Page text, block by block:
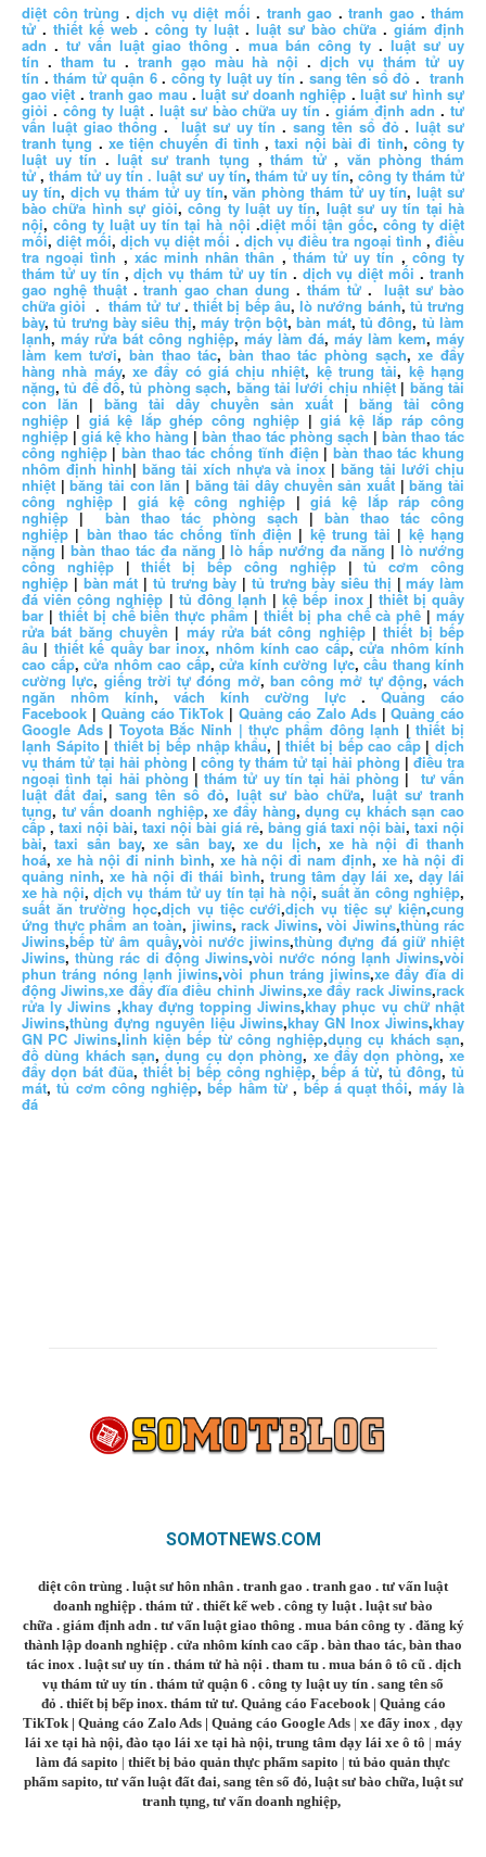
diệt côn trùng .dịch vụ diệt mối . tranh gao .tranh gao .thám
tử. thiết kế web . công ty luật . luật sư bào chữa .giám định
adn .tư vấn luật giao thông. mua bán công ty. luật sư uy
tín . tham tu .tranh gạo màu hà nội .dịch vụ thám tử uy
tín .thám tử quận 6. công ty luật uy tín . sang tên sổ đỏ .tranh
gao việt .tranh gao mau .luật sư doanh nghiệp .luật sư hình sự
giỏi . công ty luật. luật sư bào chữa uy tín .giám định adn .tư
vấn luật giao thông .luật sư uy tín .sang tên sổ đỏ.luật sư
tranh tụng . xe tiện chuyến đi tỉnh ,taxi nội bài đi tỉnh, công ty
luật uy tín .luật sư tranh tụng ,thám tử, văn phòng thám
tử,thám tử uy tín . luật sư uy tín, thám tử uy tín, công ty thám tử
uy tín, dịch vụ thám tử uy tín,văn phòng thám tử uy tín,luật sư
bào chữa hình sự giỏi,công ty luật uy tín, luật sư uy tín tại hà
nội,công ty luật uy tín tại hà nội .diệt mối tận gốc, công ty diệt
mối,diệt mối,dịch vụ diệt mối .dịch vụ điều tra ngoại tình ,điều
tra ngoại tình ,xác minh nhân thân ,thám tử uy tín , công ty
thám tử uy tín ,dịch vụ thám tử uy tín . dịch vụ diệt mối .tranh
gao nghệ thuật.tranh gao chan dung . thám tử.luật sư bào
chữa giỏi .thám tử tư.thiết bị bếp âu,lò nướng bánh, tủ trưng
bày,tủ trưng bày siêu thị,máy trộn bột,bàn mát,tủ đông, tủ làm
lạnh, máy rửa bát công nghiệp, máy làm đá, máy làm kem, máy
làm kem tươi,bàn thao tác,bàn thao tác phòng sạch,xe đẩy
hàng nhà máy, xe đẩy có giá chịu nhiệt, kệ trung tải, kệ hạng
nặng,tủ để đồ,tủ phòng sạch, băng tải lưới chịu nhiệt| băng tải
con lăn | băng tải dây chuyền sản xuất | băng tải công
nghiệp | giá kệ lắp ghép công nghiệp |giá kệ lắp ráp công
nghiệp |giá kệ kho hàng |bàn thao tác phòng sạch | bàn thao tác
công nghiệp|bàn thao tác chống tĩnh điện |bàn thao tác khung
nhôm định hình| băng tải xích nhựa và inox|băng tải lưới chịu
nhiệt |băng tải con lăn | băng tải dây chuyền sản xuất |băng tải
công nghiệp|giá kệ công nghiệp |giá kệ lắp ráp công
nghiệp |bàn thao tác phòng sạch| bàn thao tác công
nghiệp | bàn thao tác chống tĩnh điện | kệ trung tải | kệ hạng
nặng| bàn thao tác đa năng|lò hấp nướng đa năng |lò nướng
công nghiệp|thiết bị bếp công nghiệp|tủ cơm công
nghiệp |bàn mát | tủ trưng bày | tủ trưng bày siêu thị |máy làm
đá viên công nghiệp | tủ đông lạnh |kệ bếp inox| thiết bị quầy
bar | thiết bị chế biến thực phẩm | thiết bị pha chế cà phê| máy
rửa bát băng chuyền | máy rửa bát công nghiệp|thiết bị bếp
âu | thiết kế quầy bar inox, nhôm kính cao cấp,cửa nhôm kính
cao cấp, cửa nhôm cao cấp, cửa kính cường lực, cầu thang kính
cường lực, giếng trời tự đóng mở, ban công mở tự động, vách
ngăn nhôm kính, vách kính cường lực .Quảng cáo
Facebook |Quảng cáo TikTok | Quảng cáo Zalo Ads |Quảng cáo
Google Ads| Toyota Bắc Ninh | thực phẩm đông lạnh |thiết bị
lạnh Sápito |thiết bị bếp nhập khẩu, |thiết bị bếp cao cấp|dịch
vụ thám tử tại hải phòng | công ty thám tử tại hải phòng |điều tra
ngoại tình tại hải phòng |thám tử uy tín tại hải phòng | tư vấn
luật đất đai, sang tên sổ đỏ, luật sư bào chữa, luật sư tranh
tụng, tư vấn doanh nghiệp,xe đẩy hàng,dụng cụ khách sạn cao
cấp, taxi nội bài, taxi nội bài giá rẻ, bảng giá taxi nội bài, taxi nội
bài,taxi sân bay,xe sân bay,xe du lịch, xe hà nội đi thanh
hoá, xe hà nội đi ninh bình, xe hà nội đi nam định,xe hà nội đi
quảng ninh,xe hà nội đi thái bình, trung tâm dạy lái xe, dạy lái
xe hà nội,dịch vụ thám tử uy tín tại hà nội,suất ăn công nghiệp,
suất ăn trường học,dịch vụ tiệc cưới,dịch vụ tiệc sự kiện,cung
ứng thực phẩm an toàn, jiwins, rack Jiwins, vòi Jiwins,thùng rác
Jiwins,bếp từ âm quầy,vòi nước jiwins,thùng đựng đá giữ nhiệt
Jiwins,thùng rác di động Jiwins,vòi nước nóng lạnh Jiwins,vòi
phun tráng nóng lạnh jiwins,vòi phun tráng jiwins,xe đẩy đĩa di
động Jiwins,xe đẩy đĩa điều chỉnh Jiwins,xe đẩy rack Jiwins,rack
rửa ly Jiwins ,khay đựng topping Jiwins,khay phục vụ chữ nhật
Jiwins,thùng đựng nguyên liệu Jiwins,khay GN Inox Jiwins,khay
GN PC Jiwins,linh kiện bếp từ công nghiệp,dụng cụ khách sạn,
đồ dùng khách sạn,dụng cụ dọn phòng,xe đẩy dọn phòng,xe
đẩy dọn bát đũa,thiết bị bếp công nghiệp,bếp á từ,tủ đông,tủ
mát,tủ cơm công nghiệp,bếp hầm từ ,bếp á quạt thổi, máy là
đá
SOMOTNEWS.COM
diệt côn trùng . luật sư hôn nhân . tranh gao . tranh gao . tư vấn luật
doanh nghiệp . thám tử . thiết kế web . công ty luật . luật sư bào
chữa . giám định adn. tư vấn luật giao thông . mua bán công ty. đăng ký
thành lập doanh nghiệp . cửa nhôm kính cao cấp . bàn thao tác, bàn thao
tác inox . luật sư uy tín. thám tử hà nội . tham tu. mua bán ô tô cũ. dịch
vụ thám tử uy tín . thám tử quận 6 . công ty luật uy tín . sang tên sổ
đỏ . thiết bị bếp inox. thám tử tư. Quảng cáo Facebook| Quảng cáo
TikTok | Quảng cáo Zalo Ads | Quảng cáo Google Ads | xe đẩy inox
dạy
lái xe tại hà nội, đào tạo lái xe tại hà nội, trung tâm dạy lái xe ô tô | máy
làm đá sapito | thiết bị bảo quản thực phẩm sapito | tủ bảo quản thực
phẩm sapito, tư vấn luật đất đai, sang tên sổ đỏ, luật sư bào chữa, luật sư
tranh tụng, tư vấn doanh nghiệp,